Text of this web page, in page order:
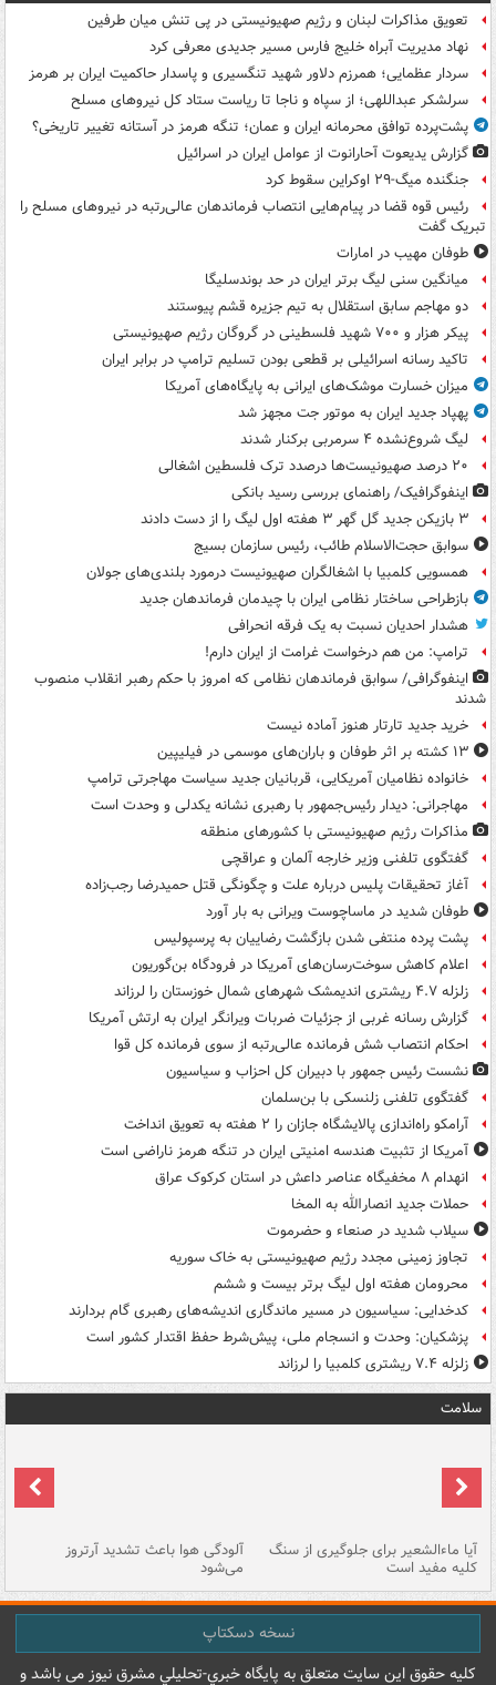
تعویق مذاکرات لبنان و رژیم صهیونیستی در پی تنش میان طرفین
نهاد مدیریت آبراه خلیج فارس مسیر جدیدی معرفی کرد
سردار عظمایی؛ همرزم دلاور شهید تنگسیری و پاسدار حاکمیت ایران بر هرمز
سرلشکر عبداللهی؛ از سپاه و ناجا تا ریاست ستاد کل نیروهای مسلح
پشت‌پرده توافق محرمانه ایران و عمان؛ تنگه هرمز در آستانه تغییر تاریخی؟
گزارش یدیعوت آحارانوت از عوامل ایران در اسرائیل
جنگنده میگ-۲۹ اوکراین سقوط کرد
رئیس قوه قضا در پیام‌هایی انتصاب‌ فرماندهان عالی‌رتبه در نیروهای مسلح را
تبریک گفت
طوفان مهیب در امارات
میانگین سنی لیگ برتر ایران در حد بوندسلیگا
دو مهاجم سابق استقلال به تیم جزیره قشم پیوستند
پیکر هزار و ۷۰۰ شهید فلسطینی در گروگان رژیم صهیونیستی
تاکید رسانه اسرائیلی بر قطعی بودن تسلیم ترامپ در برابر ایران
میزان خسارت موشک‌های ایرانی به پایگاه‌های آمریکا
پهپاد جدید ایران به موتور جت مجهز شد
لیگ شروع‌نشده ۴ سرمربی برکنار شدند
۲۰ درصد صهیونیست‌ها درصدد ترک فلسطین اشغالی
اینفوگرافیک/ راهنمای بررسی رسید بانکی
۳ بازیکن جدید گل گهر ۳ هفته اول لیگ را از دست دادند
سوابق حجت‌الاسلام طائب، رئیس سازمان بسیج
همسویی کلمبیا با اشغالگران صهیونیست درمورد بلندی‌های جولان
بازطراحی ساختار نظامی ایران با چیدمان فرماندهان جدید
هشدار احدیان نسبت به یک فرقه انحرافی
ترامپ: من هم درخواست غرامت از ایران دارم!
اینفوگرافی/ سوابق فرماندهان نظامی که امروز با حکم رهبر انقلاب منصوب
شدند
خرید جدید تارتار هنوز آماده نیست
۱۳ کشته بر اثر طوفان و باران‌های موسمی در فیلیپین
خانواده نظامیان آمریکایی، قربانیان جدید سیاست مهاجرتی ترامپ
مهاجرانی: دیدار رئیس‌جمهور با رهبری نشانه یکدلی و وحدت است
مذاکرات رژیم صهیونیستی با کشورهای منطقه
گفتگوی تلفنی وزیر خارجه آلمان و عراقچی
آغاز تحقیقات پلیس درباره علت و چگونگی قتل حمیدرضا رجب‌زاده
طوفان شدید در ماساچوست ویرانی به بار آورد
پشت پرده منتفی شدن بازگشت رضاییان به پرسپولیس
اعلام کاهش سوخت‌رسان‌های آمریکا در فرودگاه بن‌گوریون
زلزله ۴.۷ ریشتری اندیمشک شهرهای شمال خوزستان را لرزاند
گزارش رسانه غربی از جزئیات ضربات ویرانگر ایران به ارتش آمریکا
احکام انتصاب شش فرمانده عالی‌رتبه از سوی فرمانده کل قوا
نشست رئیس جمهور با دبیران کل احزاب و سیاسیون
گفتگوی تلفنی زلنسکی با بن‌سلمان
آرامکو راه‌اندازی پالایشگاه جازان را ۲ هفته به تعویق انداخت
آمریکا از تثبیت هندسه امنیتی ایران در تنگه هرمز ناراضی است
انهدام ۸ مخفیگاه عناصر داعش در استان کرکوک عراق
حملات جدید انصارالله به المخا
سیلاب شدید در صنعاء و حضرموت
تجاوز زمینی مجدد رژیم صهیونیستی به خاک سوریه
محرومان هفته اول لیگ برتر بیست و ششم
کدخدایی: سیاسیون در مسیر ماندگاری اندیشه‌های رهبری گام بردارند
پزشکیان: وحدت و انسجام ملی، پیش‌شرط حفظ اقتدار کشور است
زلزله ۷.۴ ریشتری کلمبیا را لرزاند
سلامت
آیا ماءالشعیر برای جلوگیری از سنگ
کلیه مفید است
آلودگی هوا باعث تشدید آرتروز
می‌شود
نسخه دسکتاپ
کليه حقوق اين سايت متعلق به پایگاه خبري-تحليلي مشرق نيوز می باشد و